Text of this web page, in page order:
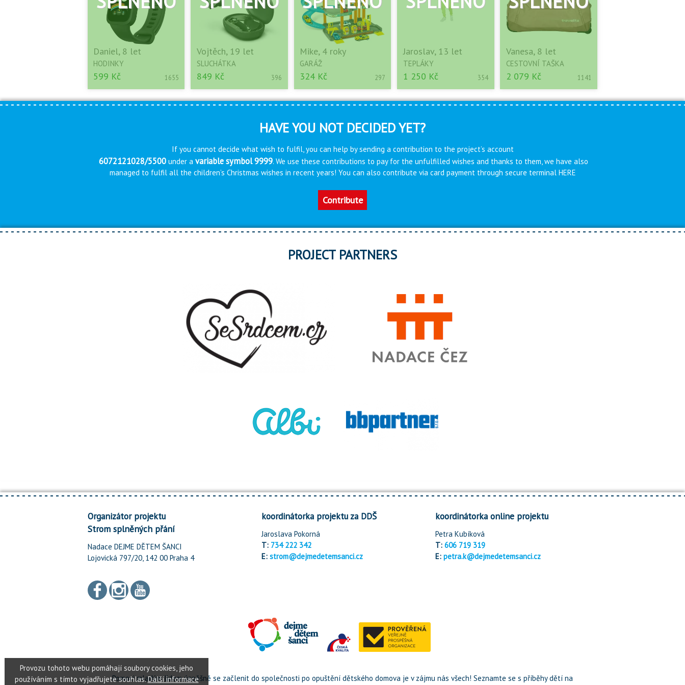
Daniel, 8 let
HODINKY
599 Kč 1655
Vojtěch, 19 let
SLUCHÁTKA
849 Kč 396
Mike, 4 roky
GARÁŽ
324 Kč 297
Jaroslav, 13 let
TEPLÁKY
1 250 Kč 354
Vanesa, 8 let
CESTOVNÍ TAŠKA
2 079 Kč 1141
HAVE YOU NOT DECIDED YET?
If you cannot decide what wish to fulfil, you can help by sending a contribution to the project’s account
6072121028/5500 under a variable symbol 9999. We use these contributions to pay for the unfulfilled wishes and thanks to them, we have also
managed to fulfil all the children’s Christmas wishes in recent years! You can also contribute via card payment through secure terminal HERE
Contribute
PROJECT PARTNERS
Organizátor projektu
Strom splněných přání
Nadace DEJME DĚTEM ŠANCI
Lojovická 797/20, 142 00 Praha 4
koordinátorka projektu za DDŠ
Jaroslava Pokorná
T: 734 222 342
E: strom@dejmedetemsanci.cz
koordinátorka online projektu
Petra Kubíková
T:606 719 319
E:petra.k@dejmedetemsanci.cz
Pomoci mladým lidem úspěšně se začlenit do společnosti po opuštění dětského domova je v zájmu nás všech! Seznamte se s příběhy dětí na